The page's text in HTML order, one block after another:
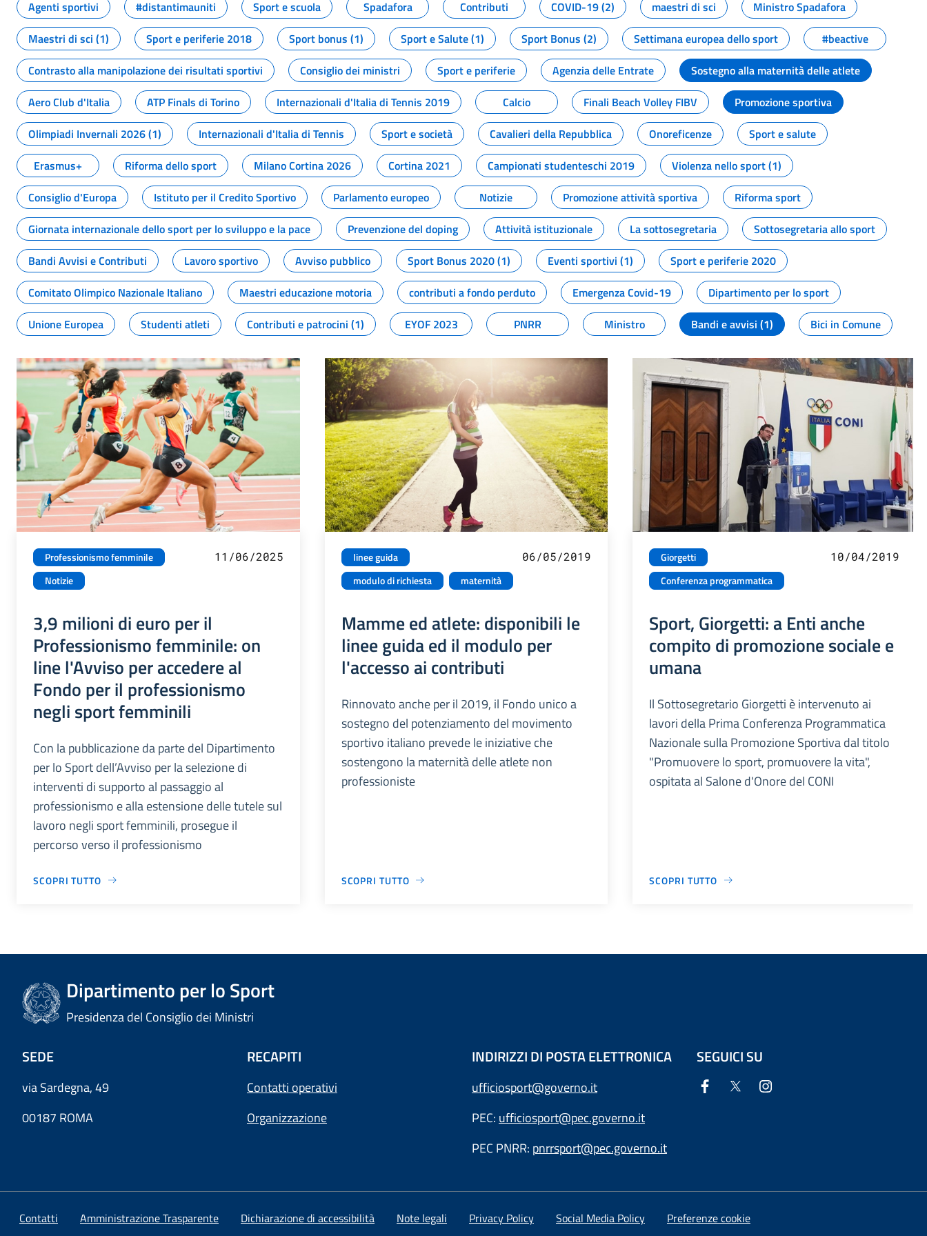
Agenti sportivi
#distantimauniti Sport e scuola Spadafora Contributi COVID-19 (2) maestri di sci
Ministro Spadafora
Maestri di sci (1)
Sport e periferie 2018 Sport bonus (1) Sport e Salute (1) Sport Bonus (2) Settimana europea dello sport
#beactive
Contrasto alla manipolazione dei risultati sportivi
Consiglio dei ministri Sport e periferie Agenzia delle Entrate
Sostegno alla maternità delle atlete
Aero Club d'Italia
ATP Finals di Torino Internazionali d'Italia di Tennis 2019 Calcio Finali Beach Volley FIBV
Promozione sportiva
Olimpiadi Invernali 2026 (1)
Internazionali d'Italia di Tennis Sport e società Cavalieri della Repubblica Onoreficenze
Sport e salute
Erasmus+
Riforma dello sport Milano Cortina 2026 Cortina 2021 Campionati studenteschi 2019
Violenza nello sport (1)
Consiglio d'Europa
Istituto per il Credito Sportivo Parlamento europeo Notizie Promozione attività sportiva
Riforma sport
Giornata internazionale dello sport per lo sviluppo e la pace
Prevenzione del doping Attività istituzionale La sottosegretaria
Sottosegretaria allo sport
Bandi Avvisi e Contributi
Lavoro sportivo Avviso pubblico Sport Bonus 2020 (1) Eventi sportivi (1)
Sport e periferie 2020
Comitato Olimpico Nazionale Italiano
Maestri educazione motoria contributi a fondo perduto Emergenza Covid-19
Dipartimento per lo sport
Unione Europea
Studenti atleti Contributi e patrocini (1) EYOF 2023 PNRR Ministro Bandi e avvisi (1) Bici in Comune
Professionismo femminile
Notizie
11/06/2025
3,9 milioni di euro per il
Professionismo femminile: on
line l'Avviso per accedere al
Fondo per il professionismo
negli sport femminili
Con la pubblicazione da parte del Dipartimento
per lo Sport dell’Avviso per la selezione di
interventi di supporto al passaggio al
professionismo e alla estensione delle tutele sul
lavoro negli sport femminili, prosegue il
percorso verso il professionismo
SCOPRI TUTTO
linee guida
modulo di richiesta
maternità
06/05/2019
Mamme ed atlete: disponibili le
linee guida ed il modulo per
l'accesso ai contributi
Rinnovato anche per il 2019, il Fondo unico a
sostegno del potenziamento del movimento
sportivo italiano prevede le iniziative che
sostengono la maternità delle atlete non
professioniste
SCOPRI TUTTO
Giorgetti
Conferenza programmatica
10/04/2019
Sport, Giorgetti: a Enti anche
compito di promozione sociale e
umana
Il Sottosegretario Giorgetti è intervenuto ai
lavori della Prima Conferenza Programmatica
Nazionale sulla Promozione Sportiva dal titolo
"Promuovere lo sport, promuovere la vita",
ospitata al Salone d'Onore del CONI
SCOPRI TUTTO
Dipartimento per lo Sport
Presidenza del Consiglio dei Ministri
SEDE
via Sardegna, 49
00187 ROMA
RECAPITI
Contatti operativi
Organizzazione
INDIRIZZI DI POSTA ELETTRONICA
ufficiosport@governo.it
PEC: ufficiosport@pec.governo.it
PEC PNRR: pnrrsport@pec.governo.it
SEGUICI SU
Contatti Amministrazione Trasparente Dichiarazione di accessibilità Note legali Privacy Policy Social Media Policy Preferenze cookie